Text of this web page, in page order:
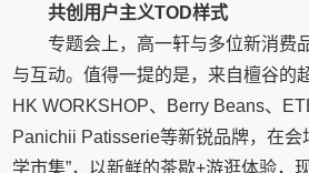
共创用户主义TOD样式
专题会上，高一轩与多位新消费
与互动。值得一提的是，来自檀谷的
HK WORKSHOP、Berry Beans、
Panichii Patisserie等新锐品牌，在会
学市集”，以新鲜的茶歇+游逛体验，